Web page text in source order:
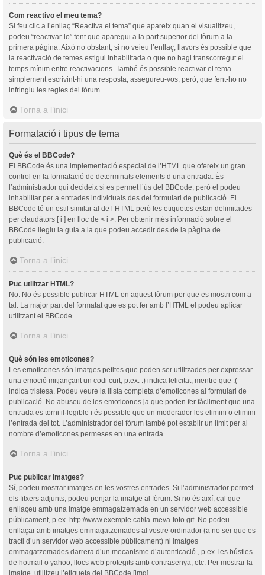
Com reactivo el meu tema?
Si feu clic a l’enllaç “Reactiva el tema” que apareix quan el visualitzeu,
podeu “reactivar-lo” fent que aparegui a la part superior del fòrum a la
primera pàgina. Això no obstant, si no veieu l’enllaç, llavors és possible que
la reactivació de temes estigui inhabilitada o que no hagi transcorregut el
temps mínim entre reactivacions. També és possible reactivar el tema
simplement escrivint-hi una resposta; assegureu-vos, però, que fent-ho no
infringiu les regles del fòrum.
Torna a l’inici
Formatació i tipus de tema
Què és el BBCode?
El BBCode és una implementació especial de l’HTML que ofereix un gran
control en la formatació de determinats elements d’una entrada. És
l’administrador qui decideix si es permet l’ús del BBCode, però el podeu
inhabilitar per a entrades individuals des del formulari de publicació. El
BBCode té un estil similar al de l’HTML però les etiquetes estan delimitades
per claudàtors [ i ] en lloc de < i >. Per obtenir més informació sobre el
BBCode llegiu la guia a la que podeu accedir des de la pàgina de
publicació.
Torna a l’inici
Puc utilitzar HTML?
No. No és possible publicar HTML en aquest fòrum per que es mostri com a
tal. La major part del formatat que es pot fer amb l’HTML el podeu aplicar
utilitzant el BBCode.
Torna a l’inici
Què són les emoticones?
Les emoticones són imatges petites que poden ser utilitzades per expressar
una emoció mitjançant un codi curt, p.ex. :) indica felicitat, mentre que :(
indica tristesa. Podeu veure la llista completa d’emoticones al formulari de
publicació. No abuseu de les emoticones ja que poden fer fàcilment que una
entrada es torni il·legible i és possible que un moderador les elimini o elimini
l’entrada del tot. L’administrador del fòrum també pot establir un límit per al
nombre d’emoticones permeses en una entrada.
Torna a l’inici
Puc publicar imatges?
Sí, podeu mostrar imatges en les vostres entrades. Si l’administrador permet
els fitxers adjunts, podeu penjar la imatge al fòrum. Si no és així, cal que
enllaçeu amb una imatge emmagatzemada en un servidor web accessible
públicament, p.ex. http://www.exemple.cat/la-meva-foto.gif. No podeu
enllaçar amb imatges emmagatzemades al vostre ordinador (a no ser que es
tracti d’un servidor web accessible públicament) ni imatges
emmagatzemades darrera d’un mecanisme d’autenticació , p.ex. les bústies
de hotmail o yahoo, llocs web protegits amb contrasenya, etc. Per mostrar la
imatge, utilitzeu l’etiqueta del BBCode [img].